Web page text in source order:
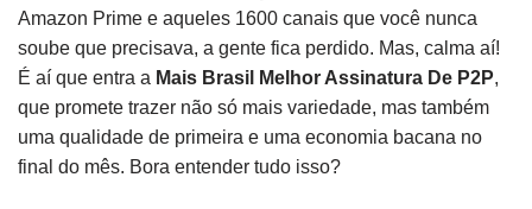
Amazon Prime e aqueles 1600 canais que você nunca
soube que precisava, a gente fica perdido. Mas, calma aí!
É aí que entra a Mais Brasil Melhor Assinatura De P2P,
que promete trazer não só mais variedade, mas também
uma qualidade de primeira e uma economia bacana no
final do mês. Bora entender tudo isso?